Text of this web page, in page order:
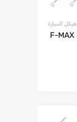
هيكل السيارة
نظام التعليق الخلفي لسيارة فورد F-MAX